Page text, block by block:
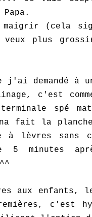
maigrir (cela
veux plus
j'ai demandé à
c'est
spé
fait la planche
à lèvres sans
5 minutes
aux enfants,
c'est